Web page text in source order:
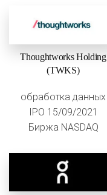
Thoughtworks Holding
(TWKS)
обработка данных
IPO 15/09/2021
Биржа NASDAQ